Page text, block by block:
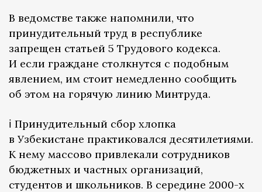
В ведомстве также напомнили, что
принудительный труд в республике
запрещен статьей 5 Трудового кодекса.
И если граждане столкнутся с подобным
явлением, им стоит немедленно сообщить
об этом на горячую линию Минтруда.
ℹ️ Принудительный сбор хлопка
в Узбекистане практиковался десятилетиями.
К нему массово привлекали сотрудников
бюджетных и частных организаций,
студентов и школьников. В середине 2000-х